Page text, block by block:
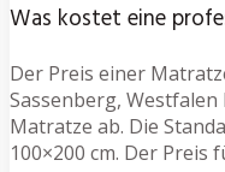
Was kostet eine
Der Preis einer
Sassenberg,
Matratze ab. Die
100×200 cm. Der Preis